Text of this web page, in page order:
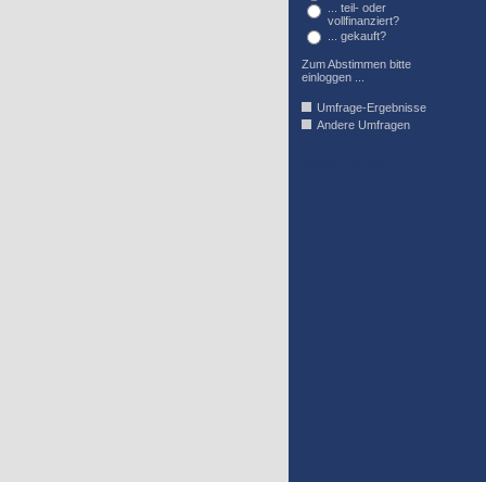
... teil- oder
vollfinanziert?
... gekauft?
Zum Abstimmen bitte
einloggen ...
Umfrage-Ergebnisse
Andere Umfragen